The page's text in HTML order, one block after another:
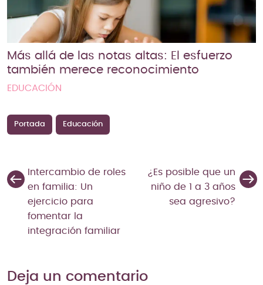
Más allá de las notas altas: El esfuerzo
también merece reconocimiento
EDUCACIÓN
Portada Educación
Intercambio de roles
en familia: Un
ejercicio para
fomentar la
integración familiar
¿Es posible que un
niño de 1 a 3 años
sea agresivo?
Deja un comentario